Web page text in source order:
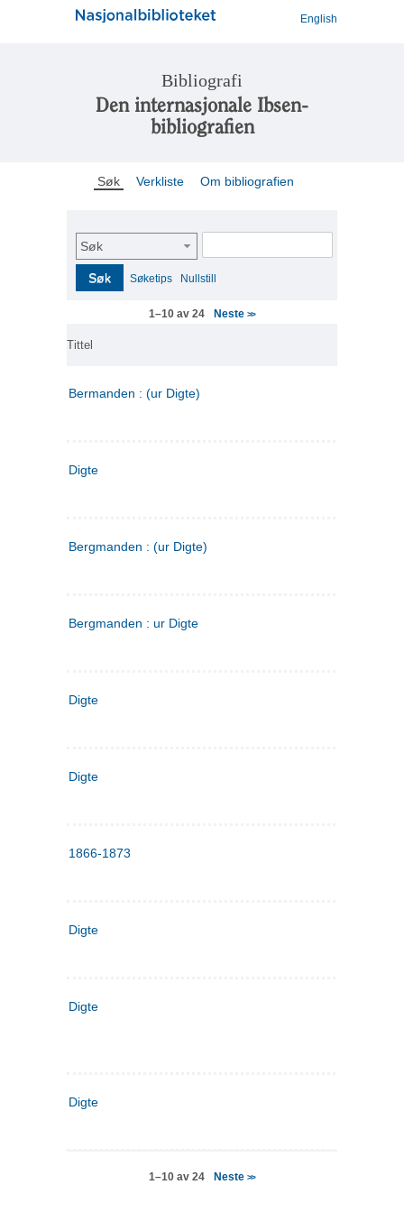
English
Bibliografi
Den internasjonale Ibsen-
bibliografien
Søk Verkliste Om bibliografien
Søk
Søk Søketips Nullstill
1–10 av 24 Neste>>
Tittel
Bermanden : (ur Digte)
Digte
Bergmanden : (ur Digte)
Bergmanden : ur Digte
Digte
Digte
1866-1873
Digte
Digte
Digte
1–10 av 24 Neste>>